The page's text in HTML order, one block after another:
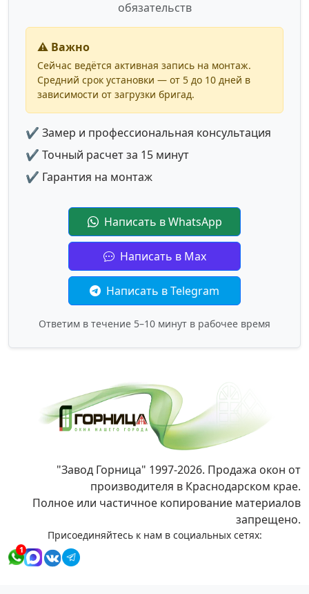
обязательств
⚠️ Важно
Сейчас ведётся активная запись на монтаж.
Средний срок установки — от 5 до 10 дней в
зависимости от загрузки бригад.
✔ Замер и профессиональная консультация
✔ Точный расчет за 15 минут
✔ Гарантия на монтаж
Написать в WhatsApp
Написать в Max
Написать в Telegram
Ответим в течение 5–10 минут в рабочее время
"Завод Горница" 1997-2026. Продажа окон от
производителя в Краснодарском крае.
Полное или частичное копирование материалов
запрещено.
Присоединяйтесь к нам в социальных сетях:
1